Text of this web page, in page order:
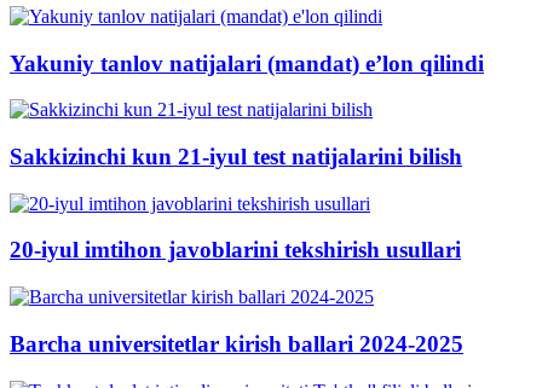
Yakuniy tanlov natijalari (mandat) e’lon qilindi
Sakkizinchi kun 21-iyul test natijalarini bilish
20-iyul imtihon javoblarini tekshirish usullari
Barcha universitetlar kirish ballari 2024-2025